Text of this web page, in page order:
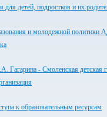
для детей, подростков и их
и молодежной политики
- Смоленская детская
к образовательным ресурсам